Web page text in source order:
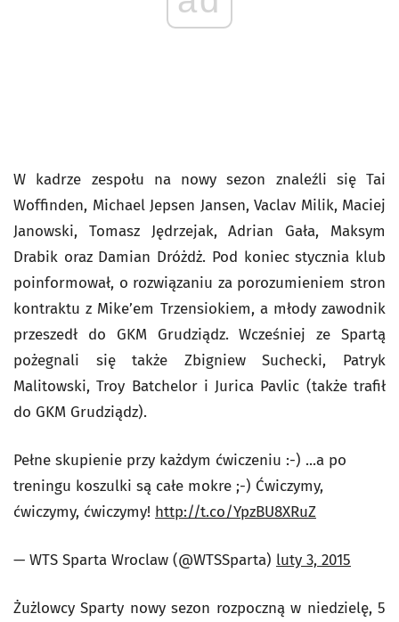
W kadrze zespołu na nowy sezon znaleźli się Tai
Woffinden, Michael Jepsen Jansen, Vaclav Milik, Maciej
Janowski, Tomasz Jędrzejak, Adrian Gała, Maksym
Drabik oraz Damian Dróżdż. Pod koniec stycznia klub
poinformował, o rozwiązaniu za porozumieniem stron
kontraktu z Mike’em Trzensiokiem, a młody zawodnik
przeszedł do GKM Grudziądz. Wcześniej ze Spartą
pożegnali się także Zbigniew Suchecki, Patryk
Malitowski, Troy Batchelor i Jurica Pavlic (także trafił
do GKM Grudziądz).
Pełne skupienie przy każdym ćwiczeniu :-) ...a po
treningu koszulki są całe mokre ;-) Ćwiczymy,
ćwiczymy, ćwiczymy! http://t.co/YpzBU8XRuZ
— WTS Sparta Wroclaw (@WTSSparta) luty 3, 2015
Żużlowcy Sparty nowy sezon rozpoczną w niedzielę, 5